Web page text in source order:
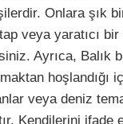
Onlara şık
veya yaratıcı
Ayrıca, Balık
hoşlandığı
veya deniz
Kendilerini ifade